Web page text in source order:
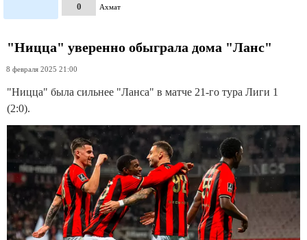
0
Ахмат
"Ницца" уверенно обыграла дома "Ланс"
8 февраля 2025 21:00
"Ницца" была сильнее "Ланса" в матче 21-го тура Лиги 1
(2:0).